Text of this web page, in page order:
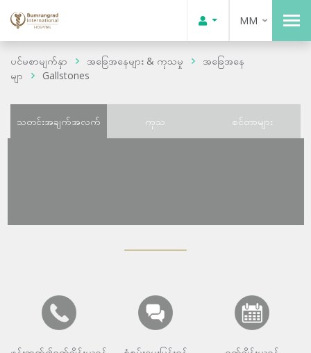
MM
ပင်မစာမျက်နှာ အခြေအနေများ & ကုသမှု
အခြေအနေ
မျာ
Gallstones
သတင်းအချက်အလက် ကုသ စင်တာများ